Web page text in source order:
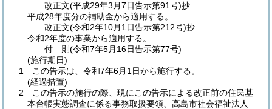
改正文(平成29年3月7日告示第91号)抄
平成28年度分の補助金から適用する。
改正文(令和2年10月1日告示第212号)抄
令和2年度の事業から適用する。
付 則(令和7年5月16日告示第77号)
(施行期日)
1
この告示は、令和7年6月1日から施行する。
(経過措置)
2
この告示の施行の際、現にこの告示による改正前の住民基
本台帳実態調査に係る事務取扱要領、高島市社会福祉法人